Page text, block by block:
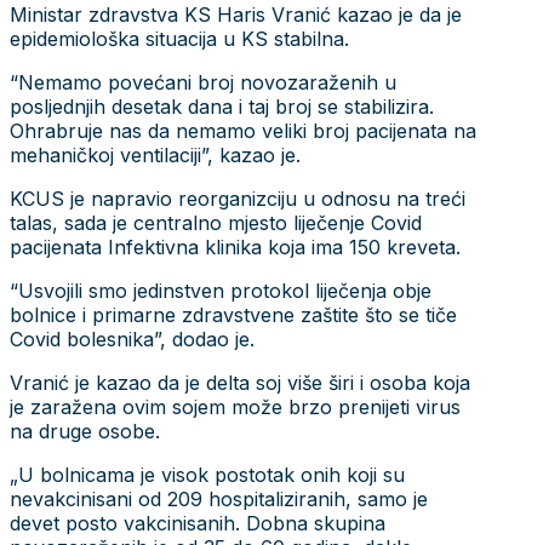
Ministar zdravstva KS Haris Vranić kazao je da je
epidemiološka situacija u KS stabilna.
“Nemamo povećani broj novozaraženih u
posljednjih desetak dana i taj broj se stabilizira.
Ohrabruje nas da nemamo veliki broj pacijenata na
mehaničkoj ventilaciji”, kazao je.
KCUS je napravio reorganizciju u odnosu na treći
talas, sada je centralno mjesto liječenje Covid
pacijenata Infektivna klinika koja ima 150 kreveta.
“Usvojili smo jedinstven protokol liječenja obje
bolnice i primarne zdravstvene zaštite što se tiče
Covid bolesnika”, dodao je.
Vranić je kazao da je delta soj više širi i osoba koja
je zaražena ovim sojem može brzo prenijeti virus
na druge osobe.
„U bolnicama je visok postotak onih koji su
nevakcinisani od 209 hospitaliziranih, samo je
devet posto vakcinisanih. Dobna skupina